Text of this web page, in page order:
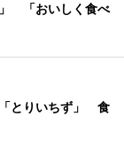
「おいしく食べ
とりいちず」 食